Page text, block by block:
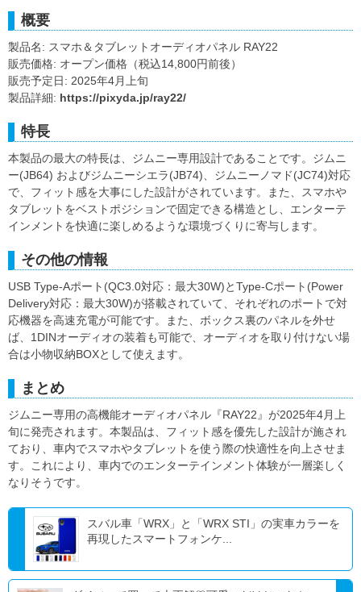
概要
製品名: スマホ＆タブレットオーディオパネル RAY22
販売価格: オープン価格（税込14,800円前後）
販売予定日: 2025年4月上旬
製品詳細: https://pixyda.jp/ray22/
特長
本製品の最大の特長は、ジムニー専用設計であることです。ジムニ
ー(JB64) およびジムニーシエラ(JB74)、ジムニーノマド(JC74)対応
で、フィット感を大事にした設計がされています。また、スマホや
タブレットをベストポジションで固定できる構造とし、エンターテ
インメントを快適に楽しめるような環境づくりに寄与します。
その他の情報
USB Type-Aポート(QC3.0対応：最大30W)とType-Cポート(Power
Delivery対応：最大30W)が搭載されていて、それぞれのポートで対
応機器を高速充電が可能です。また、ボックス裏のパネルを外せ
ば、1DINオーディオの装着も可能で、オーディオを取り付けない場
合は小物収納BOXとして使えます。
まとめ
ジムニー専用の高機能オーディオパネル『RAY22』が2025年4月上
旬に発売されます。本製品は、フィット感を優先した設計が施され
ており、車内でスマホやタブレットを使う際の快適性を向上させま
す。これにより、車内でのエンターテインメント体験が一層楽しく
なりそうです。
スバル車「WRX」と「WRX STI」の実車カラーを
再現したスマートフォンケ...